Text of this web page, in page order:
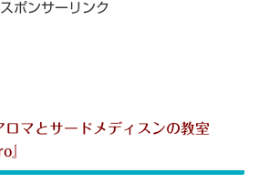
スポンサーリンク
マとサードメディスンの教室
』